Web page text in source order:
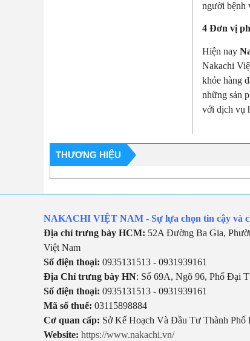
người bệnh
4 Đơn vị
Hiện nay
Nakachi
khỏe hàng
những sản
với dịch vụ
THƯƠNG HIỆU
NAKACHI VIỆT NAM - Sự lựa chọn tin cậy và
Địa chỉ trưng bày HCM: 52A Đường Ba Gia,
Việt Nam
Số điện thoại: 0935131513 - 0931939161
Địa Chỉ trưng bày HN: Số 69A, Ngõ 96, Phố Đại
Số điện thoại: 0935131513 - 0931939161
Mã số thuế: 03115898884
Cơ quan cấp: Sở Kế Hoạch Và Đầu Tư Thành
Website: https://www.nakachi.vn/